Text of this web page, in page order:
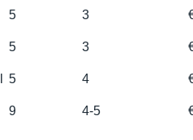
5 3
5 3
5 4
9 4-5